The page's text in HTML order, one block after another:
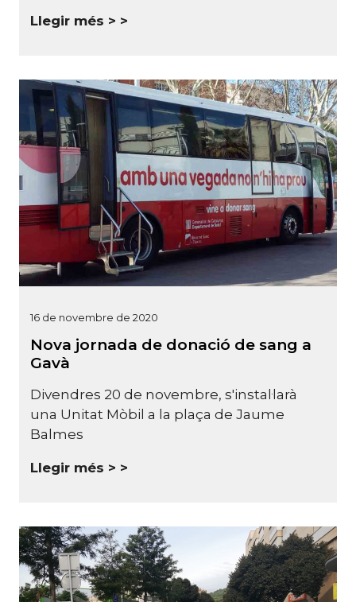
Llegir més >
16 de novembre de 2020
Nova jornada de donació de sang a
Gavà
Divendres 20 de novembre, s'instal·larà
una Unitat Mòbil a la plaça de Jaume
Balmes
Llegir més >